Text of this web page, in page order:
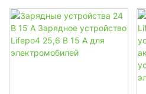
Лодок, Солнечных Батарей
И Электроинструментов